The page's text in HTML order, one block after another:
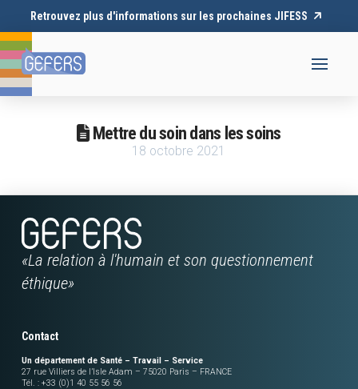
Retrouvez plus d'informations sur les prochaines JIFESS
Mettre du soin dans les soins
18 octobre 2021
«La relation à l'humain et son questionnement
éthique»
Contact
Un département de Santé – Travail – Service
27 rue Villiers de l’Isle Adam – 75020 Paris – FRANCE
Tél. : +33 (0)1 40 55 56 56